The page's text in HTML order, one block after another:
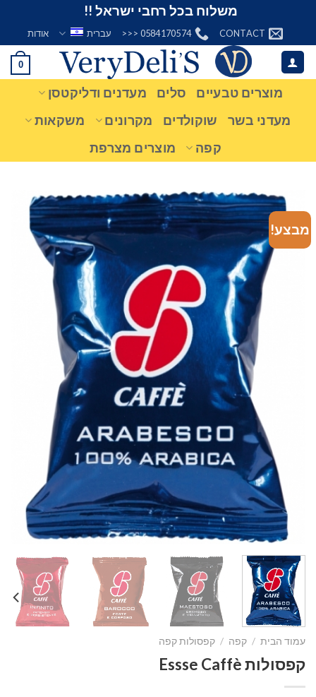
content
משלוח בכל רחבי ישראל !!
CONTACT
0584170574 <<< עברית אודות
0
מוצרים טבעיים סלים
מעדנים ודליקטסן
מעדני בשר
שוקולדים מקרונים
משקאות
קפה
מוצרים מצרפת
מבצע!
עמוד הבית / קפה / קפסולות קפה
קפסולות Essse Caffè